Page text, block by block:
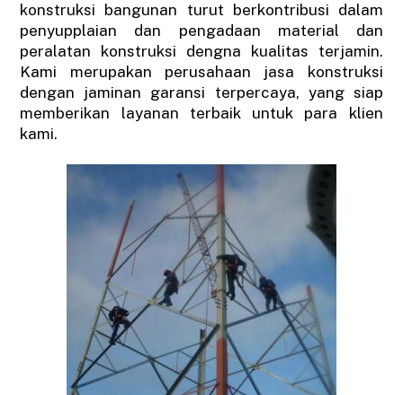
konstruksi bangunan turut berkontribusi dalam
penyupplaian dan pengadaan material dan
peralatan konstruksi dengna kualitas terjamin.
Kami merupakan perusahaan jasa konstruksi
dengan jaminan garansi terpercaya, yang siap
memberikan layanan terbaik untuk para klien
kami.